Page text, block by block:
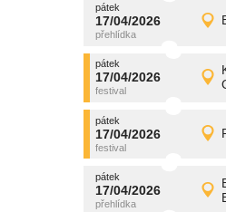
pátek
17/04/2026
pátek
17/04/2026 Detail
pátek
17/04/2026
pátek
17/04/2026 Detail
pátek
17/04/2026
pátek
17/04/2026 Detail
pátek
17/04/2026
pátek
17/04/2026 Detail